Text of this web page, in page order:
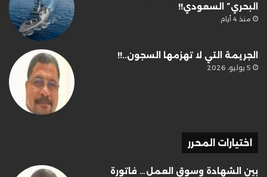
البحري” السعودي!!
منذ 4 أيام
الجريمة التي لا تهزمها السجون..!!
5 يوليو، 2026
اختيارات المحرر
بين الشهادة وسوق العمل… فاتورة